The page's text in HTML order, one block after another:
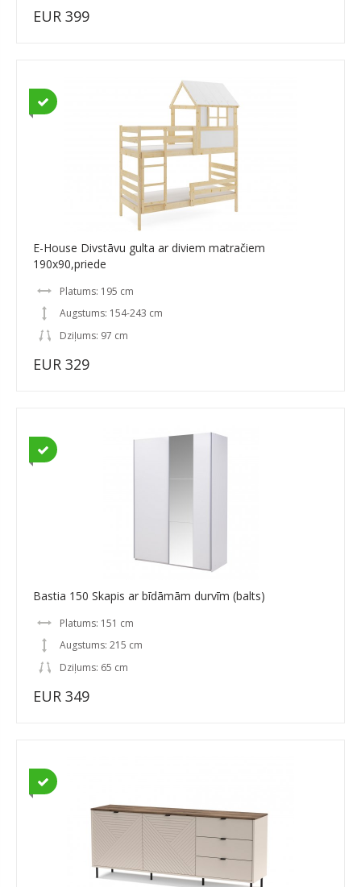
EUR 399
E-House Divstāvu gulta ar diviem matračiem
190x90,priede
Platums: 195 cm
Augstums: 154-243 cm
Dziļums: 97 cm
EUR 329
Bastia 150 Skapis ar bīdāmām durvīm (balts)
Platums: 151 cm
Augstums: 215 cm
Dziļums: 65 cm
EUR 349